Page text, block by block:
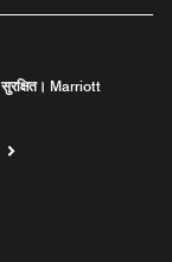
Marriott